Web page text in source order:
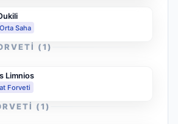
Saha
(1)
Limnios
Forveti
(1)